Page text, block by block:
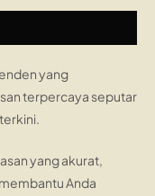
yang
terpercaya seputar
yang akurat,
Anda